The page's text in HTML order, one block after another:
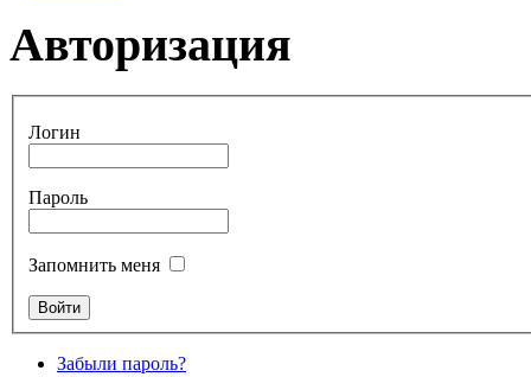
Авторизация
Логин
Пароль
Запомнить меня
Забыли пароль?